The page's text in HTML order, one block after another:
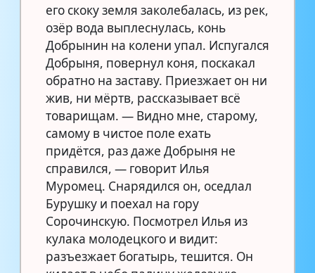
его скоку земля заколебалась, из рек,
озёр вода выплеснулась, конь
Добрынин на колени упал. Испугался
Добрыня, повернул коня, поскакал
обратно на заставу. Приезжает он ни
жив, ни мёртв, рассказывает всё
товарищам. — Видно мне, старому,
самому в чистое поле ехать
придётся, раз даже Добрыня не
справился, — говорит Илья
Муромец. Снарядился он, оседлал
Бурушку и поехал на гору
Сорочинскую. Посмотрел Илья из
кулака молодецкого и видит:
разъезжает богатырь, тешится. Он